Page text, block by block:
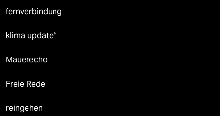
fernverbindung
klima update°
Mauerecho
Freie Rede
reingehen